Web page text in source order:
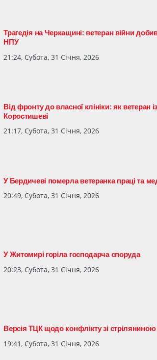
Трагедія на Черкащині: ветеран війни
НПУ
21:24, Субота, 31 Січня, 2026
Від фронту до власної клініки: як
Коростишеві
21:17, Субота, 31 Січня, 2026
У Бердичеві померла ветеранка праці та
20:49, Субота, 31 Січня, 2026
У Житомирі горіла господарча споруда
20:23, Субота, 31 Січня, 2026
Версія ТЦК щодо конфлікту зі
19:41, Субота, 31 Січня, 2026